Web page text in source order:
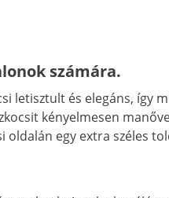
számára.
letisztult és elegáns, így
kényelmesen
egy extra széles